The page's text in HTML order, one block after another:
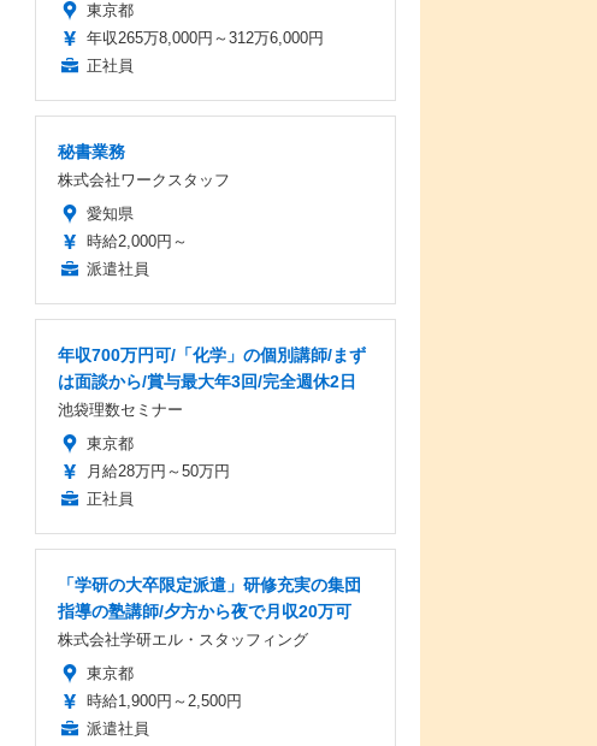
東京都
年収265万8,000円～312万6,000円
正社員
秘書業務
株式会社ワークスタッフ
愛知県
時給2,000円～
派遣社員
年収700万円可/「化学」の個別講師/まず
は面談から/賞与最大年3回/完全週休2日
池袋理数セミナー
東京都
月給28万円～50万円
正社員
「学研の大卒限定派遣」研修充実の集団
指導の塾講師/夕方から夜で月収20万可
株式会社学研エル・スタッフィング
東京都
時給1,900円～2,500円
派遣社員